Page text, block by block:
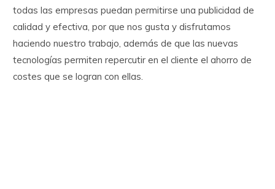
todas las empresas puedan permitirse una publicidad de
calidad y efectiva, por que nos gusta y disfrutamos
haciendo nuestro trabajo, además de que las nuevas
tecnologías permiten repercutir en el cliente el ahorro de
costes que se logran con ellas.